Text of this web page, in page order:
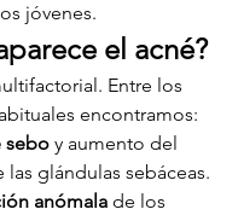
jóvenes.
el acné?
Entre los
encontramos:
sebo y aumento del
las glándulas sebáceas.
anómala de los